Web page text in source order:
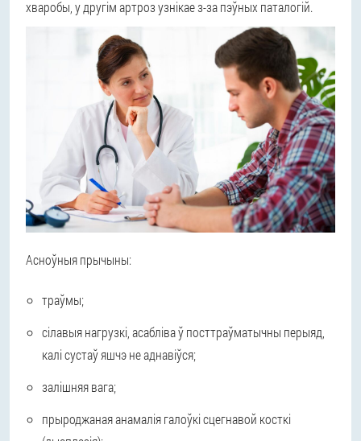
хваробы, у другім артроз узнікае з-за пэўных паталогій.
Асноўныя прычыны:
траўмы;
сілавыя нагрузкі, асабліва ў посттраўматычны перыяд,
калі сустаў яшчэ не аднавіўся;
залішняя вага;
прыроджаная анамалія галоўкі сцегнавой косткі